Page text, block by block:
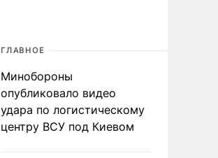
ГЛАВНОЕ
Минобороны
опубликовало видео
удара по логистическому
центру ВСУ под Киевом